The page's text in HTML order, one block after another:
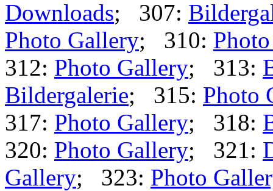
Downloads; 307:
Photo Gallery; 310:
312: Photo Gallery; 313:
Bildergalerie; 315: Photo
317: Photo Gallery; 318:
320: Photo Gallery; 321:
Gallery; 323: Photo